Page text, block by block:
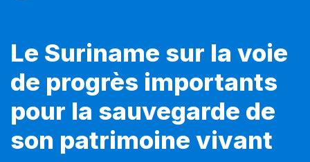
Le Suriname sur la voie
de progrès importants
pour la sauvegarde de
son patrimoine vivant